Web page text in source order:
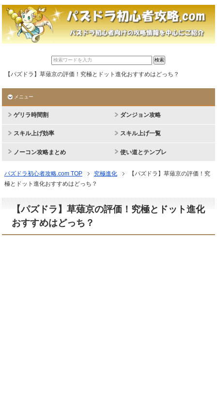
【パズドラ】草薙京の評価！究極とドット進化おすすめはどっち？
メニュー
ゲリラ時間割 ダンジョン攻略
スキル上げ効率 スキル上げ一覧
ノーコン攻略まとめ 使い道とテンプレ
パズドラ初心者攻略.com TOP 究極進化
【パズドラ】草薙京の評価！究
極とドット進化おすすめはどっち？
【パズドラ】草薙京の評価！究極とドット進化
おすすめはどっち？